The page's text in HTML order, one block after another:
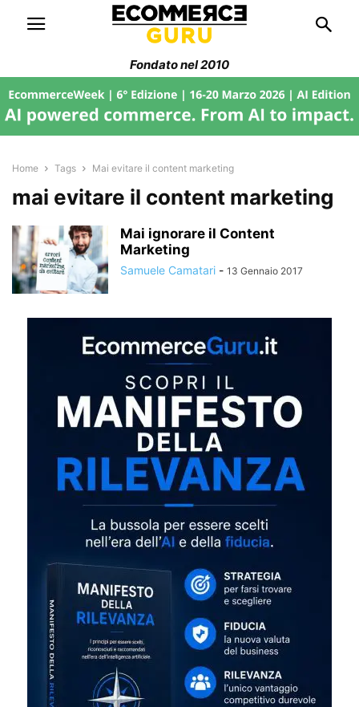
Fondato nel 2010
Home Tags Mai evitare il content marketing
mai evitare il content marketing
Mai ignorare il Content
Marketing
Samuele Camatari - 13 Gennaio 2017